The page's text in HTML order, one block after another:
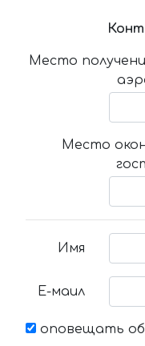
Место
Место
Имя
Е-маил
оповещать об